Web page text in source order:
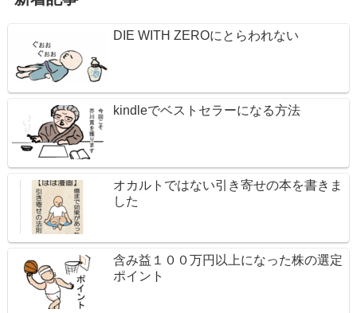
DIE WITH ZEROにとらわれない
kindleでベストセラーになる方法
オカルトではない引き寄せの本を書きま
した
含み益１００万円以上になった株の選定
ポイント